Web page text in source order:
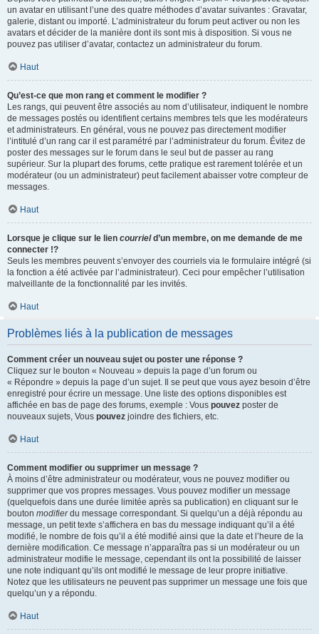
un avatar en utilisant l’une des quatre méthodes d’avatar suivantes : Gravatar,
galerie, distant ou importé. L’administrateur du forum peut activer ou non les
avatars et décider de la manière dont ils sont mis à disposition. Si vous ne
pouvez pas utiliser d’avatar, contactez un administrateur du forum.
Haut
Qu’est-ce que mon rang et comment le modifier ?
Les rangs, qui peuvent être associés au nom d’utilisateur, indiquent le nombre
de messages postés ou identifient certains membres tels que les modérateurs
et administrateurs. En général, vous ne pouvez pas directement modifier
l’intitulé d’un rang car il est paramétré par l’administrateur du forum. Évitez de
poster des messages sur le forum dans le seul but de passer au rang
supérieur. Sur la plupart des forums, cette pratique est rarement tolérée et un
modérateur (ou un administrateur) peut facilement abaisser votre compteur de
messages.
Haut
Lorsque je clique sur le lien courrield’un membre, on me demande de me
connecter !?
Seuls les membres peuvent s’envoyer des courriels via le formulaire intégré (si
la fonction a été activée par l’administrateur). Ceci pour empêcher l’utilisation
malveillante de la fonctionnalité par les invités.
Haut
Problèmes liés à la publication de messages
Comment créer un nouveau sujet ou poster une réponse ?
Cliquez sur le bouton « Nouveau » depuis la page d’un forum ou
« Répondre » depuis la page d’un sujet. Il se peut que vous ayez besoin d’être
enregistré pour écrire un message. Une liste des options disponibles est
affichée en bas de page des forums, exemple : Vous pouvez poster de
nouveaux sujets, Vous pouvez joindre des fichiers, etc.
Haut
Comment modifier ou supprimer un message ?
À moins d’être administrateur ou modérateur, vous ne pouvez modifier ou
supprimer que vos propres messages. Vous pouvez modifier un message
(quelquefois dans une durée limitée après sa publication) en cliquant sur le
bouton modifierdu message correspondant. Si quelqu’un a déjà répondu au
message, un petit texte s’affichera en bas du message indiquant qu’il a été
modifié, le nombre de fois qu’il a été modifié ainsi que la date et l’heure de la
dernière modification. Ce message n’apparaîtra pas si un modérateur ou un
administrateur modifie le message, cependant ils ont la possibilité de laisser
une note indiquant qu’ils ont modifié le message de leur propre initiative.
Notez que les utilisateurs ne peuvent pas supprimer un message une fois que
quelqu’un y a répondu.
Haut